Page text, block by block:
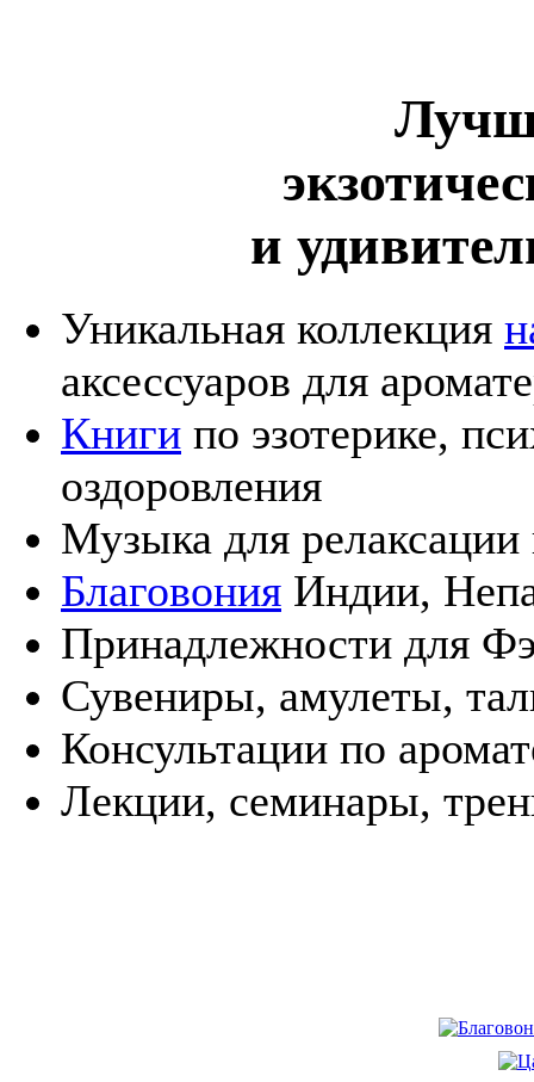
и
Уникальная коллекция
аксессуаров для
Книги по эзотерике,
оздоровления
Музыка для
Благовония Индии,
Принадлежности для
Сувениры, амулеты,
Консультации по
Лекции, семинары,